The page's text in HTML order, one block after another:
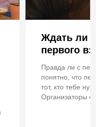
Ждать ли
первого
Правда ли с
понятно, что
тот, кто тебе
Организаторы